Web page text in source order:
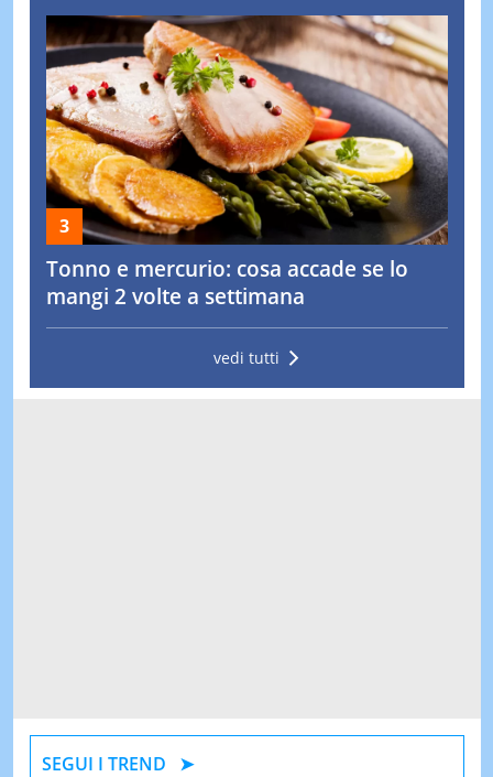
Tonno e mercurio: cosa accade se lo
mangi 2 volte a settimana
vedi tutti
SEGUI I TREND